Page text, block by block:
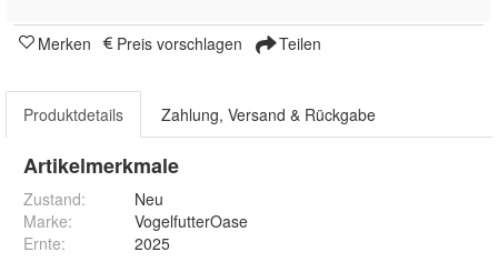
Merken Preis vorschlagen Teilen
Produktdetails Zahlung, Versand & Rückgabe
Artikelmerkmale
Zustand:
Neu
Marke:
VogelfutterOase
Ernte: 2025